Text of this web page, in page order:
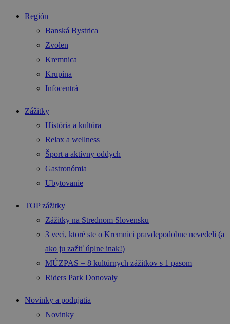
Región
Banská Bystrica
Zvolen
Kremnica
Krupina
Infocentrá
Zážitky
História a kultúra
Relax a wellness
Šport a aktívny oddych
Gastronómia
Ubytovanie
TOP zážitky
Zážitky na Strednom Slovensku
3 veci, ktoré ste o Kremnici pravdepodobne nevedeli (a
ako ju zažiť úplne inak!)
MÚZPAS = 8 kultúrnych zážitkov s 1 pasom
Riders Park Donovaly
Novinky a podujatia
Novinky